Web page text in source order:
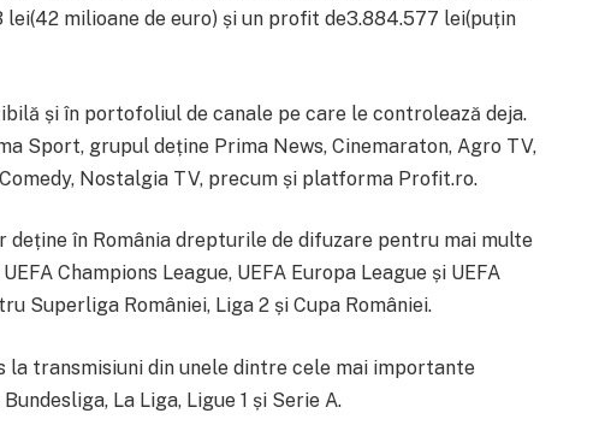
milioane de euro) și un profit de3.884.577 lei(puțin
și în portofoliul de canale pe care le controlează deja.
Sport, grupul deține Prima News, Cinemaraton, Agro TV,
Nostalgia TV, precum și platforma Profit.ro.
deține în România drepturile de difuzare pentru mai multe
Champions League, UEFA Europa League și UEFA
Superliga României, Liga 2 și Cupa României.
la transmisiuni din unele dintre cele mai importante
La Liga, Ligue 1 și Serie A.